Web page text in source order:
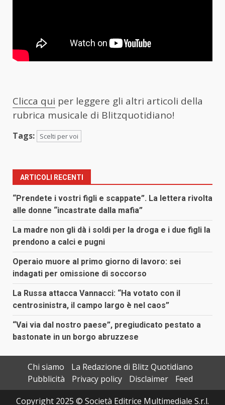
Clicca qui per leggere gli altri articoli della
rubrica musicale di Blitzquotidiano!
Tags: Scelti per voi
ARTICOLI RECENTI
“Prendete i vostri figli e scappate”. La lettera rivolta
alle donne “incastrate dalla mafia”
La madre non gli dà i soldi per la droga e i due figli la
prendono a calci e pugni
Operaio muore al primo giorno di lavoro: sei
indagati per omissione di soccorso
La Russa attacca Vannacci: “Ha votato con il
centrosinistra, il campo largo è nel caos”
“Vai via dal nostro paese”, pregiudicato pestato a
bastonate in un borgo abruzzese
Chi siamo
La Redazione di Blitz Quotidiano
Pubblicità
Privacy policy Disclaimer
Feed
Copyright 2025 © Società Editrice Multimediale S.r.l.